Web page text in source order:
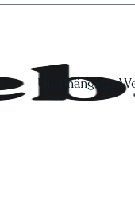
Unabhängiger